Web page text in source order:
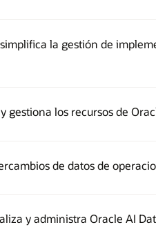
la gestión de
gestiona los recursos de
de datos de
y administra Oracle AI